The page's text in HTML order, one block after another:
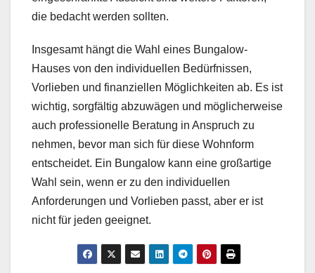
die bedacht werden sollten.
Insgesamt hängt die Wahl eines Bungalow-
Hauses von den individuellen Bedürfnissen,
Vorlieben und finanziellen Möglichkeiten ab. Es ist
wichtig, sorgfältig abzuwägen und möglicherweise
auch professionelle Beratung in Anspruch zu
nehmen, bevor man sich für diese Wohnform
entscheidet. Ein Bungalow kann eine großartige
Wahl sein, wenn er zu den individuellen
Anforderungen und Vorlieben passt, aber er ist
nicht für jeden geeignet.